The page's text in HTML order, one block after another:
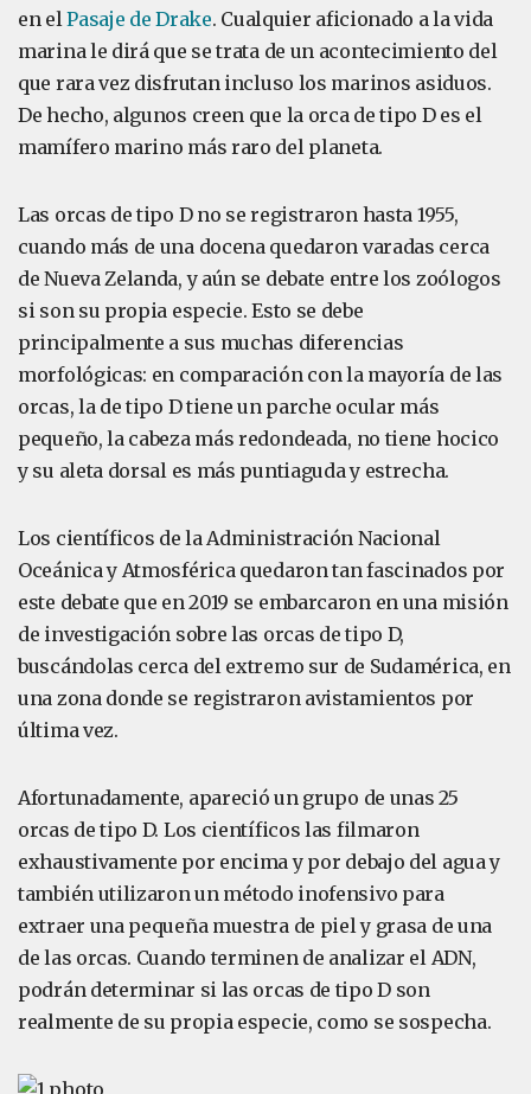
en elPasaje de Drake. Cualquier aficionado a la vida
marina le dirá que se trata de un acontecimiento del
que rara vez disfrutan incluso los marinos asiduos.
De hecho, algunos creen que la orca de tipo D es el
mamífero marino más raro del planeta.
Las orcas de tipo D no se registraron hasta 1955,
cuando más de una docena quedaron varadas cerca
de Nueva Zelanda, y aún se debate entre los zoólogos
si son su propia especie. Esto se debe
principalmente a sus muchas diferencias
morfológicas: en comparación con la mayoría de las
orcas, la de tipo D tiene un parche ocular más
pequeño, la cabeza más redondeada, no tiene hocico
y su aleta dorsal es más puntiaguda y estrecha.
Los científicos de la Administración Nacional
Oceánica y Atmosférica quedaron tan fascinados por
este debate que en 2019 se embarcaron en una misión
de investigación sobre las orcas de tipo D,
buscándolas cerca del extremo sur de Sudamérica, en
una zona donde se registraron avistamientos por
última vez.
Afortunadamente, apareció un grupo de unas 25
orcas de tipo D. Los científicos las filmaron
exhaustivamente por encima y por debajo del agua y
también utilizaron un método inofensivo para
extraer una pequeña muestra de piel y grasa de una
de las orcas. Cuando terminen de analizar el ADN,
podrán determinar si las orcas de tipo D son
realmente de su propia especie, como se sospecha.